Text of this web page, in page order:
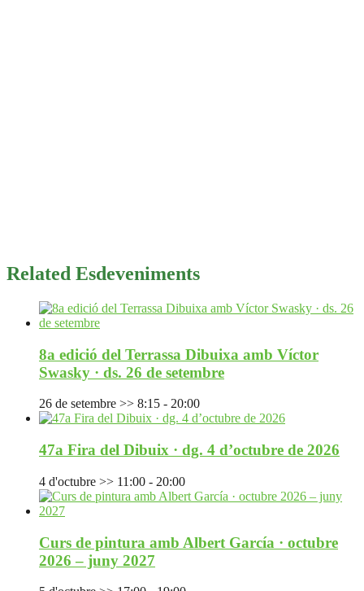
Related Esdeveniments
8a edició del Terrassa Dibuixa amb Víctor
Swasky · ds. 26 de setembre
26 de setembre >> 8:15 - 20:00
47a Fira del Dibuix · dg. 4 d’octubre de 2026
4 d'octubre >> 11:00 - 20:00
Curs de pintura amb Albert García · octubre
2026 – juny 2027